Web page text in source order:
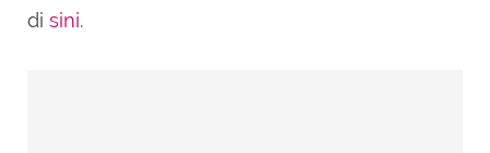
di sini.